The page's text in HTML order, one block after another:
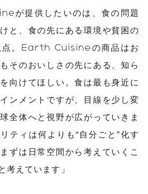
が提供したいのは、食の問題
と、食の先にある環境や貧困の
点。Earth Cuisineの商品はお
そのおいしさの先にある、知ら
向けてほしい。食は最も身近に
ンメントですが、目線を少し変
全体へと視野が広がっていきま
ティは何よりも“自分ごと”化す
ずは日常空間から考えていくこ
考えています」